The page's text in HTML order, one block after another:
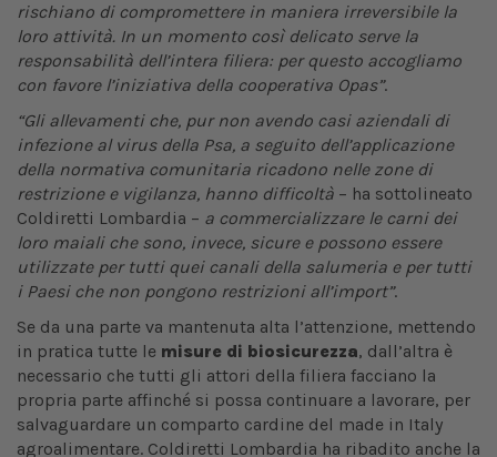
rischiano di compromettere in maniera irreversibile la
loro attività. In un momento così delicato serve la
responsabilità dell’intera filiera: per questo accogliamo
con favore l’iniziativa della cooperativa Opas”.
“Gli allevamenti che, pur non avendo casi aziendali di
infezione al virus della Psa, a seguito dell’applicazione
della normativa comunitaria ricadono nelle zone di
restrizione e vigilanza, hanno difficoltà – ha sottolineato
Coldiretti Lombardia – a commercializzare le carni dei
loro maiali che sono, invece, sicure e possono essere
utilizzate per tutti quei canali della salumeria e per tutti
i Paesi che non pongono restrizioni all’import”.
Se da una parte va mantenuta alta l’attenzione, mettendo
in pratica tutte le misure di biosicurezza, dall’altra è
necessario che tutti gli attori della filiera facciano la
propria parte affinché si possa continuare a lavorare, per
salvaguardare un comparto cardine del made in Italy
agroalimentare. Coldiretti Lombardia ha ribadito anche la